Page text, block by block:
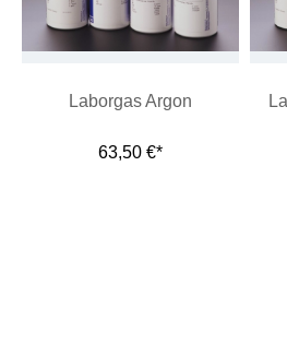
Laborgas Argon
63,50 €*